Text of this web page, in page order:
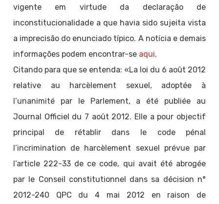
vigente em virtude da declaração de
inconstitucionalidade a que havia sido sujeita vista
a imprecisão do enunciado típico. A notícia e demais
informações podem encontrar-se aqui.
Citando para que se entenda: «La loi du 6 août 2012
relative au harcèlement sexuel, adoptée à
l’unanimité par le Parlement, a été publiée au
Journal Officiel du 7 août 2012. Elle a pour objectif
principal de rétablir dans le code pénal
l’incrimination de harcèlement sexuel prévue par
l’article 222-33 de ce code, qui avait été abrogée
par le Conseil constitutionnel dans sa décision n°
2012-240 QPC du 4 mai 2012 en raison de